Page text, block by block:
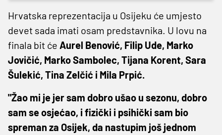
Hrvatska reprezentacija u Osijeku će umjesto
devet sada imati osam predstavnika. U lovu na
finala bit će Aurel Benović, Filip Ude, Marko
Jovičić, Marko Sambolec, Tijana Korent, Sara
Šulekić, Tina Zelčić i Mila Prpić.
"Žao mi je jer sam dobro ušao u sezonu, dobro
sam se osjećao, i fizički i psihički sam bio
spreman za Osijek, da nastupim još jednom